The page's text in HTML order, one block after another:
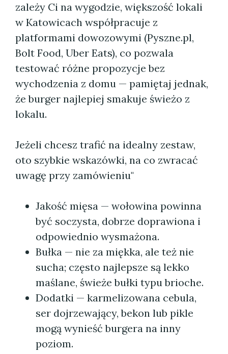
zależy Ci na wygodzie, większość lokali
w Katowicach współpracuje z
platformami dowozowymi (Pyszne.pl,
Bolt Food, Uber Eats), co pozwala
testować różne propozycje bez
wychodzenia z domu — pamiętaj jednak,
że burger najlepiej smakuje świeżo z
lokalu.
Jeżeli chcesz trafić na idealny zestaw,
oto szybkie wskazówki, na co zwracać
uwagę przy zamówieniu"
Jakość mięsa — wołowina powinna
być soczysta, dobrze doprawiona i
odpowiednio wysmażona.
Bułka — nie za miękka, ale też nie
sucha; często najlepsze są lekko
maślane, świeże bułki typu brioche.
Dodatki — karmelizowana cebula,
ser dojrzewający, bekon lub pikle
mogą wynieść burgera na inny
poziom.